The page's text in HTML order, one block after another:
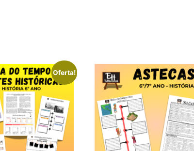
Oferta!